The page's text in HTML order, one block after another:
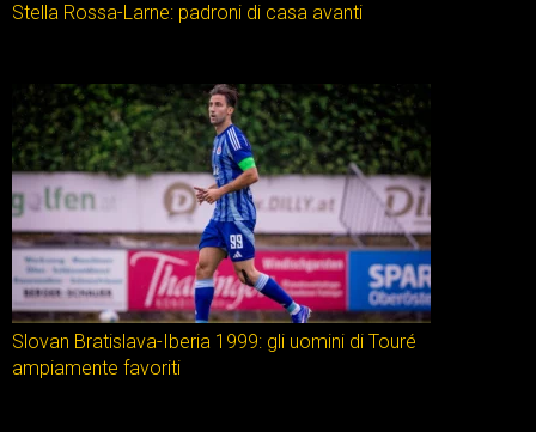
Stella Rossa-Larne: padroni di casa avanti
Slovan Bratislava-Iberia 1999: gli uomini di Touré
ampiamente favoriti